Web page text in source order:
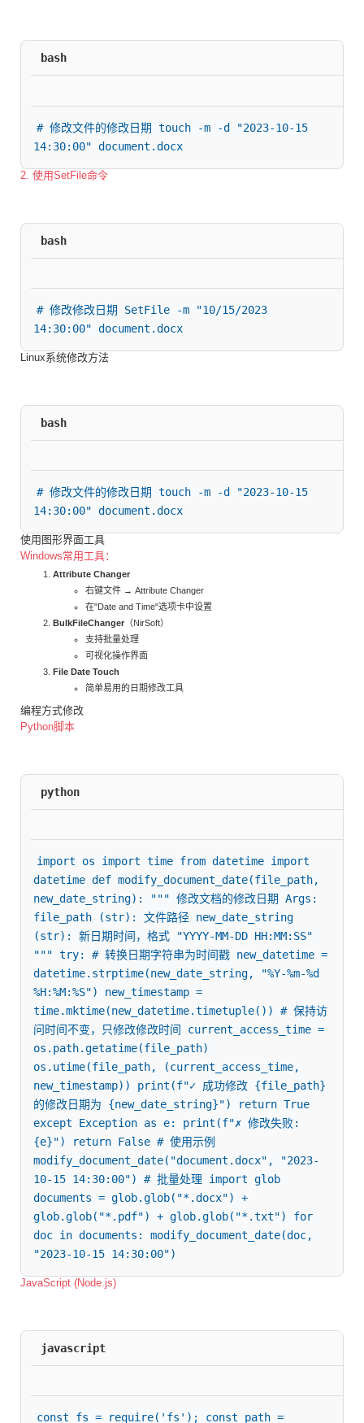
bash
# 修改文件的修改日期 touch -m -d "2023-10-15
14:30:00" document.docx
2. 使用SetFile命令
bash
# 修改修改日期 SetFile -m "10/15/2023
14:30:00" document.docx
Linux系统修改方法
bash
# 修改文件的修改日期 touch -m -d "2023-10-15
14:30:00" document.docx
使用图形界面工具
Windows常用工具：
Attribute Changer
右键文件 → Attribute Changer
在"Date and Time"选项卡中设置
BulkFileChanger （NirSoft）
支持批量处理
可视化操作界面
File Date Touch
简单易用的日期修改工具
编程方式修改
Python脚本
python
import os import time from datetime import
datetime def modify_document_date(file_path,
new_date_string): """ 修改文档的修改日期 Args:
file_path (str): 文件路径 new_date_string
(str): 新日期时间，格式 "YYYY-MM-DD HH:MM:SS"
""" try: # 转换日期字符串为时间戳 new_datetime =
datetime.strptime(new_date_string, "%Y-%m-%d
%H:%M:%S") new_timestamp =
time.mktime(new_datetime.timetuple()) # 保持访
问时间不变，只修改修改时间 current_access_time =
os.path.getatime(file_path)
os.utime(file_path, (current_access_time,
new_timestamp)) print(f"✓ 成功修改 {file_path}
的修改日期为 {new_date_string}") return True
except Exception as e: print(f"✗ 修改失败:
{e}") return False # 使用示例
modify_document_date("document.docx", "2023-
10-15 14:30:00") # 批量处理 import glob
documents = glob.glob("*.docx") +
glob.glob("*.pdf") + glob.glob("*.txt") for
doc in documents: modify_document_date(doc,
"2023-10-15 14:30:00")
JavaScript (Node.js)
javascript
const fs = require('fs'); const path =